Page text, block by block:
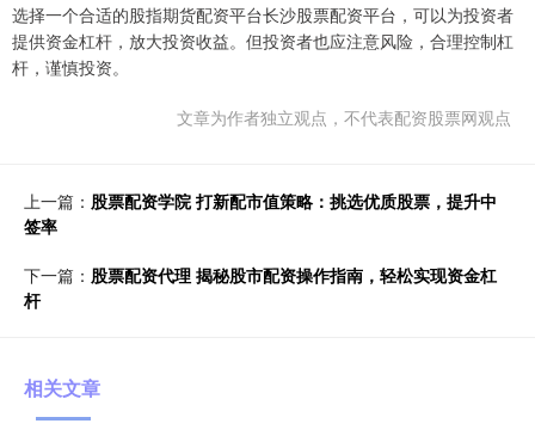
选择一个合适的股指期货配资平台长沙股票配资平台，可以为投资者
提供资金杠杆，放大投资收益。但投资者也应注意风险，合理控制杠
杆，谨慎投资。
文章为作者独立观点，不代表配资股票网观点
上一篇： 股票配资学院 打新配市值策略：挑选优质股票，提升中
签率
下一篇： 股票配资代理 揭秘股市配资操作指南，轻松实现资金杠
杆
相关文章